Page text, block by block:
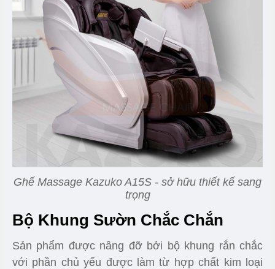
Ghế Massage Kazuko A15S - sở hữu thiết kế sang
trọng
Bộ Khung Sườn Chắc Chắn
Sản phẩm được nâng đỡ bởi bộ khung rắn chắc
với phần chủ yếu được làm từ hợp chất kim loại